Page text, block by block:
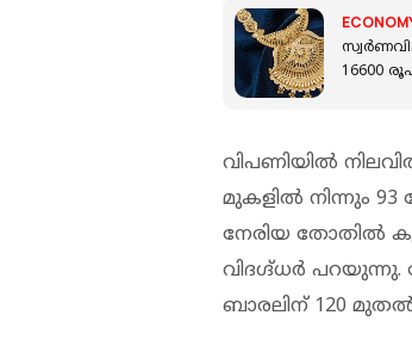
16600
വിപണിയിൽ
മുകളിൽ നിന്നും
നേരിയ തോതിൽ
വിദഗ്ദ്ധർ
ബാരലിന് 120